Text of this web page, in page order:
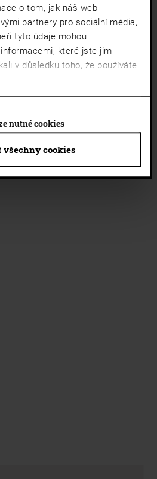
o tom, jak náš web
partnery pro sociální média,
tyto údaje mohou
které jste jim
v důsledku toho, že používáte
všechny cookies
nutné cookies